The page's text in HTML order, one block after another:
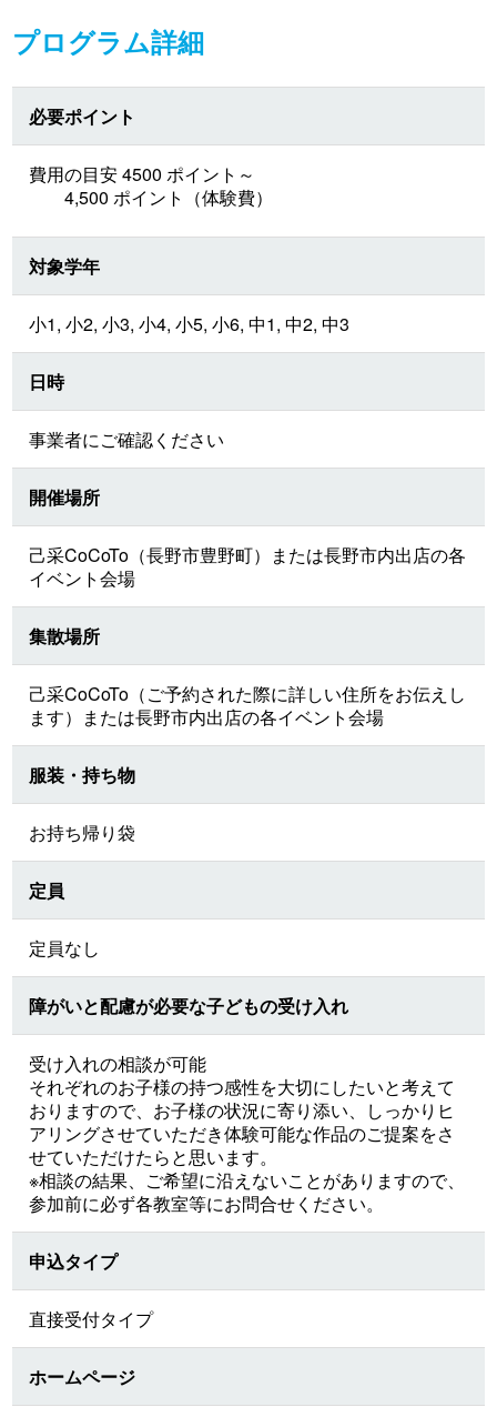
プログラム詳細
必要ポイント
費用の目安 4500 ポイント～
4,500 ポイント（体験費）
対象学年
小1, 小2, 小3, 小4, 小5, 小6, 中1, 中2, 中3
日時
事業者にご確認ください
開催場所
己采CoCoTo（長野市豊野町）または長野市内出店の各
イベント会場
集散場所
己采CoCoTo（ご予約された際に詳しい住所をお伝えし
ます）または長野市内出店の各イベント会場
服装・持ち物
お持ち帰り袋
定員
定員なし
障がいと配慮が必要な子どもの受け入れ
受け入れの相談が可能
それぞれのお子様の持つ感性を大切にしたいと考えて
おりますので、お子様の状況に寄り添い、しっかりヒ
アリングさせていただき体験可能な作品のご提案をさ
せていただけたらと思います。
※相談の結果、ご希望に沿えないことがありますので、
参加前に必ず各教室等にお問合せください。
申込タイプ
直接受付タイプ
ホームページ